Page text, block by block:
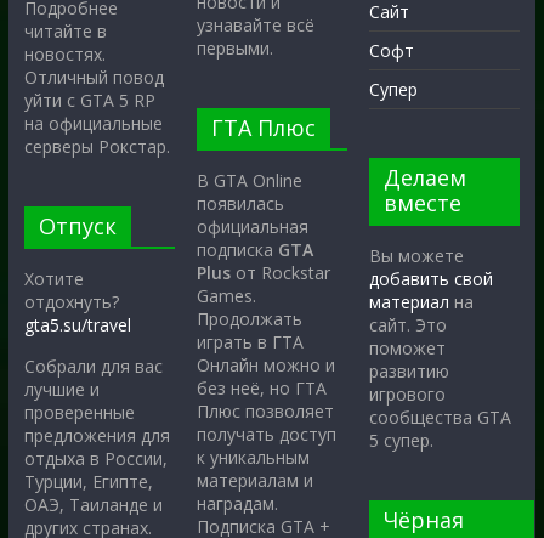
Подробнее
читайте в
новостях.
Отличный повод
уйти с GTA 5 RP
на официальные
серверы Рокстар.
Отпуск
Хотите
отдохнуть?
gta5.su/travel
Собрали для вас
лучшие и
проверенные
предложения для
отдыха в России,
Турции, Египте,
ОАЭ, Таиланде и
других странах.
узнавайте всё
первыми.
ГТА Плюс
В GTA Online
появилась
официальная
подписка GTA
Plus от Rockstar
Games.
Продолжать
играть в ГТА
Онлайн можно и
без неё, но ГТА
Плюс позволяет
получать доступ
к уникальным
материалам и
наградам.
Подписка GTA +
Сайт
Софт
Супер
Делаем
вместе
Вы можете
добавить свой
материал на
сайт. Это
поможет
развитию
игрового
сообщества GTA
5 супер.
Чёрная